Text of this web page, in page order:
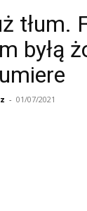
tłum.
byłą
- 01/07/2021